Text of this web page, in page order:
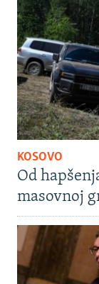
KOSOVO
Od
masovnoj